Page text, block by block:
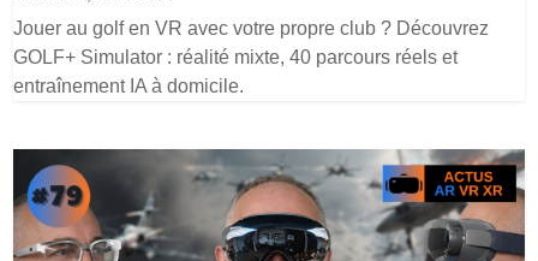
Jouer au golf en VR avec votre propre club ? Découvrez
GOLF+ Simulator : réalité mixte, 40 parcours réels et
entraînement IA à domicile.